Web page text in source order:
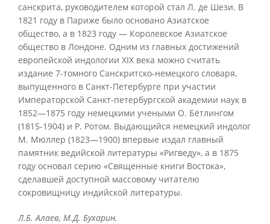
санскрита, руководителем которой стал Л. де Шези. В
1821 году в Париже было основано Азиатское
общество, а в 1823 году — Королевское Азиатское
общество в Лондоне. Одним из главных достижений
европейской индологии XIX века можно считать
издание 7-томного Санскритско-немецкого словаря,
выпущенного в Санкт-Петербурге при участии
Императорской Санкт-петербургской академии наук в
1852—1875 году немецкими учеными О. Бётлингом
(1815-1904) и Р. Ротом. Выдающийся немецкий индолог
М. Мюллер (1823—1900) впервые издал главный
памятник ведийской литературы «Ригведу», а в 1875
году основал серию «Священные книги Востока»,
сделавшей доступной массовому читателю
сокровищницу индийской литературы.
Л.Б. Алаев, М.Д. Бухарин.